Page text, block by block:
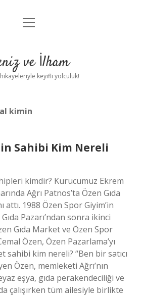
Anasayfa
Yasal Uyarı
menüyü
ve İlham
hikayeleriyle keyifli yolculuk!
kimin
Sahibi Kim Nereli
kimdir? Kurucumuz Ekrem
Ağrı Patnos’ta Özen Gıda
attı. 1988 Özen Spor Giyim’in
Pazarı’ndan sonra ikinci
Gıda Market ve Özen Spor
Özen, Özen Pazarlama’yı
sahibi kim nereli? “Ben bir satıcı
Özen, memleketi Ağrı’nın
eşya, gıda perakendeciliği ve
çalışırken tüm ailesiyle birlikte